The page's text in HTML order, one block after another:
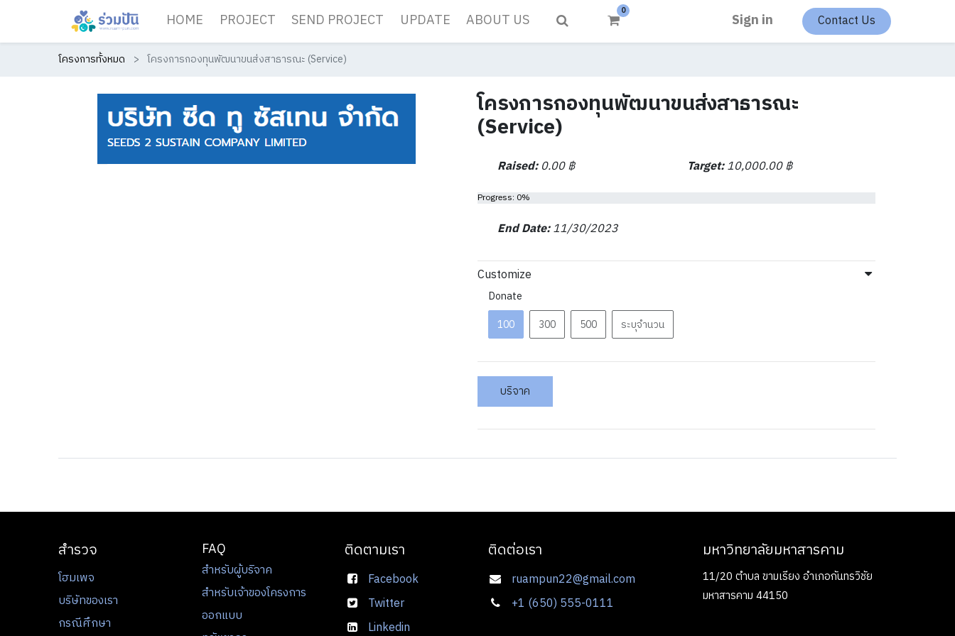
HOME PROJECT SEND PROJECT UPDATE ABOUT US 0 Sign in Contact Us
โครงการทั้งหมด โครงการกองทุนพัฒนาขนส่งสาธารณะ (Service)
โครงการกองทุนพัฒนาขนส่งสาธารณะ
(Service)
Raised: 0.00฿ Target:10,000.00฿
Progress: 0%
End Date:11/30/2023
Customize
Donate
100 300 500 ระบุจำนวน
บริจาค
สำรวจ
โฮมเพจ
บริษัทของเรา
กรณีศึกษา
FAQ
สำหรับผู้บริจาค
สำหรับเจ้าของโครงการ
ออกแบบ
ติดตามเรา
Facebook
Twitter
Linkedin
ติดต่อเรา
ruampun22@gmail.com
+1 (650) 555-0111
มหาวิทยาลัยมหาสารคาม
11/20 ตำบล ขามเรียง อำเภอกันทรวิชัย
มหาสารคาม 44150